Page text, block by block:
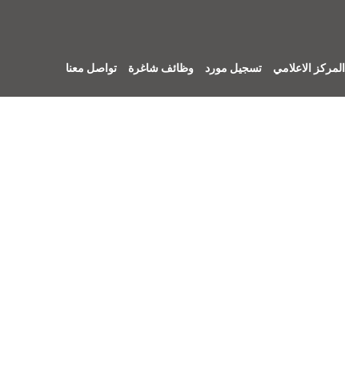
المركز الاعلامي تسجيل مورد وظائف شاغرة تواصل معنا